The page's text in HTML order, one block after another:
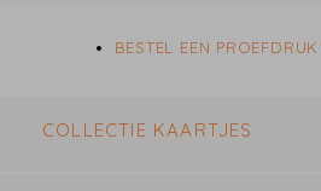
BESTEL EEN
COLLECTIE KAARTJES